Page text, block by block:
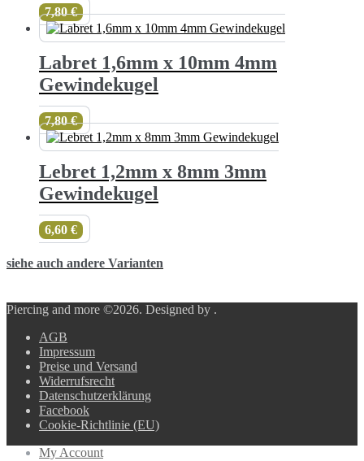
7,80€
Labret 1,6mm x 10mm 4mm
Gewindekugel
7,80€
Lebret 1,2mm x 8mm 3mm
Gewindekugel
6,60 €
siehe auch andere Varianten
Piercing and more ©2026. Designed by .
AGB
Impressum
Preise und Versand
Widerrufsrecht
Datenschutzerklärung
Facebook
Cookie-Richtlinie (EU)
My Account